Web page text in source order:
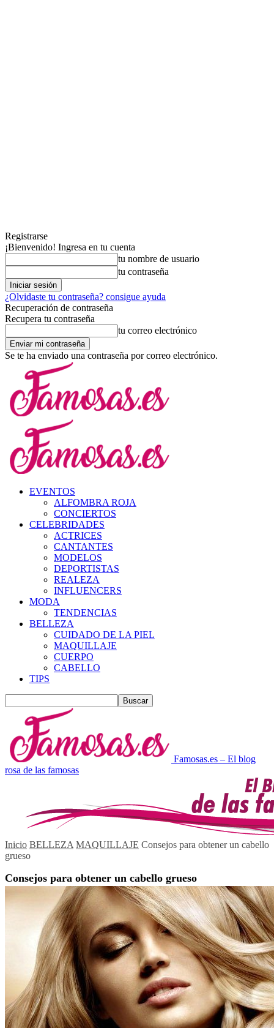
Registrarse
¡Bienvenido! Ingresa en tu cuenta
tu nombre de usuario
tu contraseña
¿Olvidaste tu contraseña? consigue ayuda
Recuperación de contraseña
Recupera tu contraseña
tu correo electrónico
Se te ha enviado una contraseña por correo electrónico.
EVENTOS
ALFOMBRA ROJA
CONCIERTOS
CELEBRIDADES
ACTRICES
CANTANTES
MODELOS
DEPORTISTAS
REALEZA
INFLUENCERS
MODA
TENDENCIAS
BELLEZA
CUIDADO DE LA PIEL
MAQUILLAJE
CUERPO
CABELLO
TIPS
Famosas.es – El blog
rosa de las famosas
Inicio BELLEZA MAQUILLAJE Consejos para obtener un cabello
grueso
Consejos para obtener un cabello grueso